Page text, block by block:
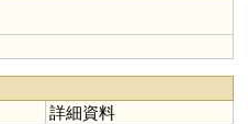
詳細資料